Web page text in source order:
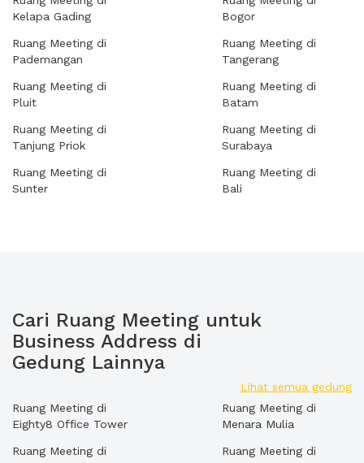
Kelapa Gading
Ruang Meeting di
Pademangan
Ruang Meeting di
Pluit
Ruang Meeting di
Tanjung Priok
Ruang Meeting di
Sunter
Bogor
Ruang Meeting di
Tangerang
Ruang Meeting di
Batam
Ruang Meeting di
Surabaya
Ruang Meeting di
Bali
Cari Ruang Meeting untuk
Business Address di
Gedung Lainnya
Lihat semua gedung
Ruang Meeting di
Eighty8 Office Tower
Ruang Meeting di
Ruang Meeting di
Menara Mulia
Ruang Meeting di